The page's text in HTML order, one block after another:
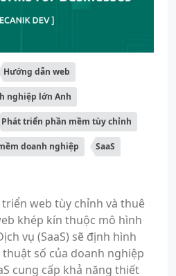
Hướng dẫn web
nghiệp lớn Anh
Phát triển phần mềm tùy chỉnh
doanh nghiệp SaaS
web tùy chỉnh và thuê
khép kín thuộc mô hình
vụ (SaaS) sẽ định hình
số của doanh nghiệp
cung cấp khả năng thiết